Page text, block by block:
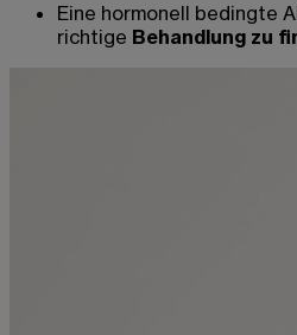
Eine hormonell bedingte
richtige Behandlung zu